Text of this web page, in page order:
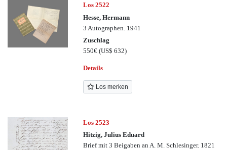
Los 2522
Hesse, Hermann
3 Autographen. 1941
Zuschlag
550€(US$ 632)
Details
Los merken
Los 2523
Hitzig, Julius Eduard
Brief mit 3 Beigaben an A. M. Schlesinger. 1821